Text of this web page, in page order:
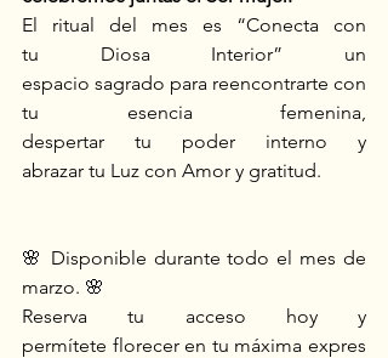
El ritual del mes es “Conecta con
tu Diosa Interior”
un
espacio sagrado para reencontrarte con
tu esencia femenina,
despertar tu poder interno y
abrazar tu Luz con Amor y gratitud.
🌸 Disponible durante todo el mes de
marzo. 🌸
Reserva tu acceso hoy y
permítete florecer en tu máxima expres